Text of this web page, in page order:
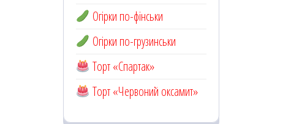
Огірки по-фінськи
Огірки по-грузинськи
Торт «Спартак»
Торт «Червоний оксамит»